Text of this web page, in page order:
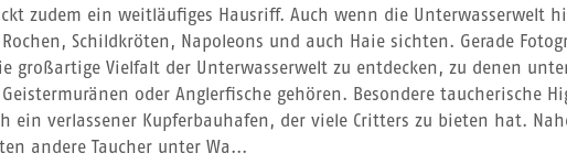
zudem ein weitläufiges Hausriff. Auch wenn die Unterwasserwelt
Schildkröten, Napoleons und auch Haie sichten. Gerade
großartige Vielfalt der Unterwasserwelt zu entdecken, zu denen
oder Anglerfische gehören. Besondere taucherische
ein verlassener Kupferbauhafen, der viele Critters zu bieten hat.
andere Taucher unter Wa...